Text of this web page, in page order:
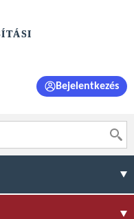
Bejelentkezés